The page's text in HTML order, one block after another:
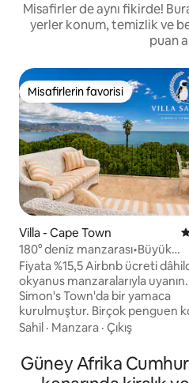
Misafirler de aynı fikirde!
yerler konum, temizlik ve
puan
Misafirlerin favorisi
Misafirlerin favorisi
Villa - Cape Town
180° deniz manzarası•Büyük
villa•Plajlar•Penguenler
Fiyata %15,5 Airbnb ücreti
okyanus manzaralarıyla
Simon's Town'da bir yamaca
kurulmuştur. Birçok penguen
ve rüzgarsız gizli plajlara kolay, iyi
donanımlıdır. Büyük barbekülü
balkon. Alanları ısıtmak/
Sahil · Manzara · Çıkış
Güney Afrika